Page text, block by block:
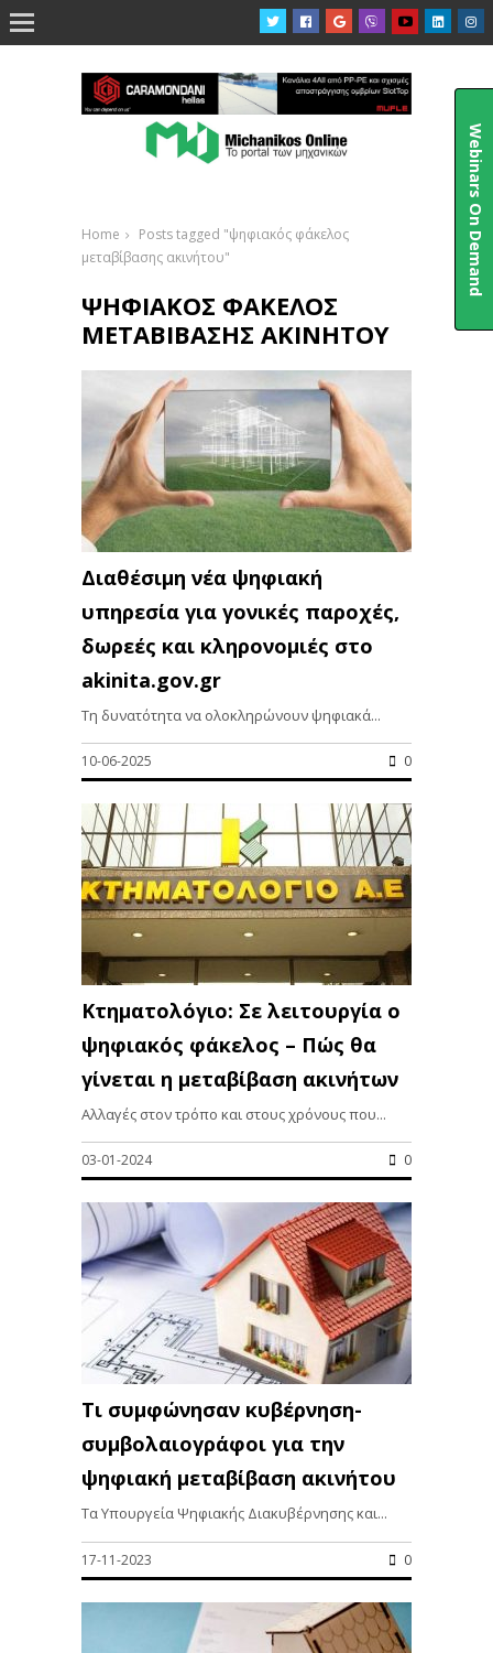

Home
Posts tagged "ψηφιακός φάκελος
μεταβίβασης ακινήτου"
ΨΗΦΙΑΚΌΣ ΦΆΚΕΛΟΣ
ΜΕΤΑΒΊΒΑΣΗΣ ΑΚΙΝΉΤΟΥ
Διαθέσιμη νέα ψηφιακή
υπηρεσία για γονικές παροχές,
δωρεές και κληρονομιές στο
akinita.gov.gr
Τη δυνατότητα να ολοκληρώνουν ψηφιακά...
10-06-2025 0
Κτηματολόγιο: Σε λειτουργία ο
ψηφιακός φάκελος – Πώς θα
γίνεται η μεταβίβαση ακινήτων
Αλλαγές στον τρόπο και στους χρόνους που...
03-01-2024 0
Τι συμφώνησαν κυβέρνηση-
συμβολαιογράφοι για την
ψηφιακή μεταβίβαση ακινήτου
Τα Υπουργεία Ψηφιακής Διακυβέρνησης και...
17-11-2023 0
Webinars On Demand